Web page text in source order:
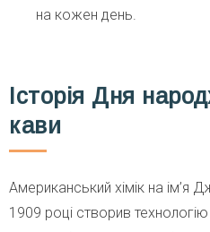
на кожен день.
Історія Дня
кави
Американський хімік на ім’я
1909 році створив